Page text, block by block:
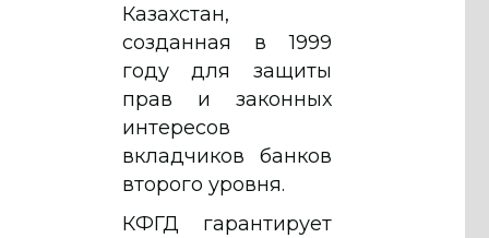
Казахстан,
созданная в 1999
году для защиты
прав и законных
интересов
вкладчиков банков
второго уровня.
КФГД гарантирует